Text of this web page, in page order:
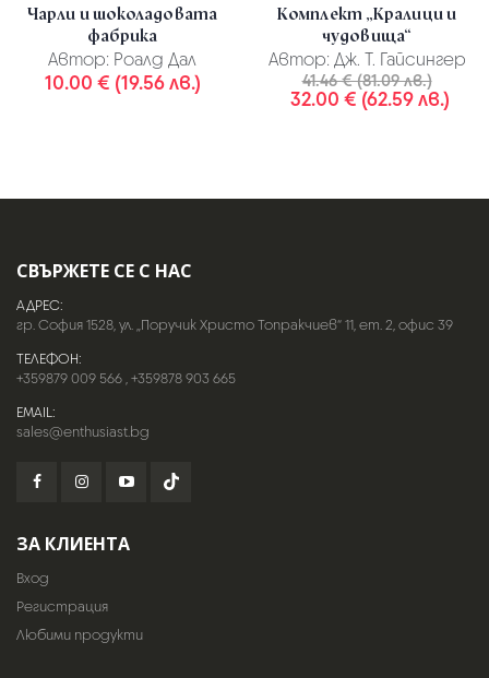
Чарли и шоколадовата
фабрика
Автор: Роалд Дал
10.00 € (19.56 лв.)
Комплект „Кралици и
чудовища“
Автор: Дж. Т. Гайсингер
41.46 € (81.09 лв.)
32.00 € (62.59 лв.)
СВЪРЖЕТЕ СЕ С НАС
АДРЕС:
гр. София 1528, ул. „Поручик Христо Топракчиев“ 11, ет. 2, офис 39
ТЕЛЕФОН:
+359879 009 566,+359878 903 665
EMAIL:
sales@enthusiast.bg
ЗА КЛИЕНТА
Вход
Регистрация
Любими продукти